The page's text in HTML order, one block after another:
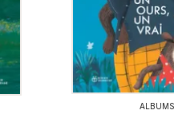
ALBUMS